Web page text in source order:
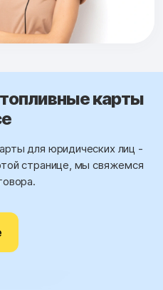
карты
для юридических лиц -
странице, мы свяжемся